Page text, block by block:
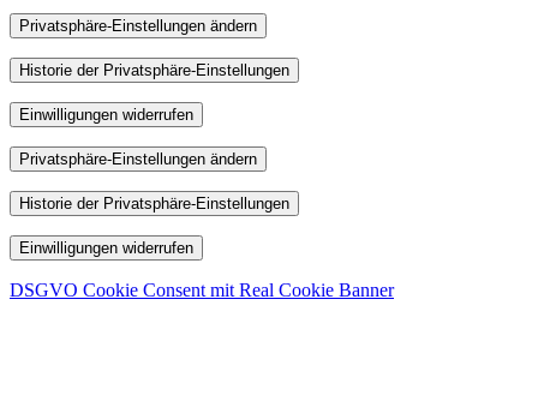
Privatsphäre-Einstellungen ändern
Historie der Privatsphäre-Einstellungen
Einwilligungen widerrufen
Privatsphäre-Einstellungen ändern
Historie der Privatsphäre-Einstellungen
Einwilligungen widerrufen
DSGVO Cookie Consent mit Real Cookie Banner